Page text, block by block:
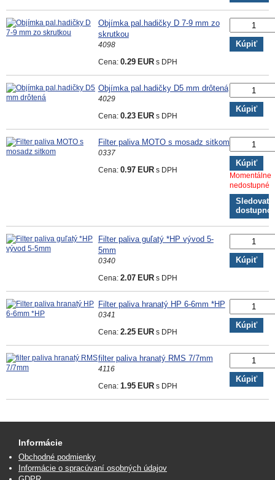
Objímka pal.hadičky D 7-9 mm zo
skrutkou
4098
Cena: 0.29 EURs DPH
Kúpiť
Objímka pal.hadičky D5 mm drôtená
4029
Cena: 0.23 EURs DPH
Kúpiť
Filter paliva MOTO s mosadz sitkom
0337
Cena: 0.97 EURs DPH
Kúpiť
Momentálne
nedostupné
Sledovať
Filter paliva guľatý *HP vývod 5-
5mm
0340
Cena: 2.07 EURs DPH
Kúpiť
Filter paliva hranatý HP 6-6mm *HP
0341
Cena: 2.25 EURs DPH
Kúpiť
filter paliva hranatý RMS 7/7mm
4116
Cena: 1.95 EURs DPH
Kúpiť
Informácie
Obchodné podmienky
Informácie o spracúvaní osobných údajov